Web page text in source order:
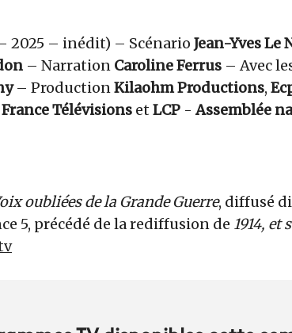
2025 – inédit) – Scénario Jean-Yves Le
– Narration Caroline Ferrus – Avec
– ProductionKilaohm Productions,
France Télévisions et LCP - Assemblée
oubliées de la Grande Guerre, diffusé
5, précédé de la rediffusion de 1914, et